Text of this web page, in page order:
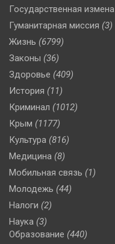
Государственная измена
Гуманитарная миссия (3)
Жизнь (6799)
Законы (36)
Здоровье (409)
История (11)
Криминал (1012)
Крым (1177)
Культура (816)
Медицина (8)
Мобильная связь (1)
Молодежь (44)
Налоги (2)
Наука (3)
Образование (440)